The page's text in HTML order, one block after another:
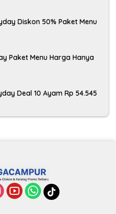
Diskon 50% Paket Menu
Paket Menu Harga Hanya
Deal 10 Ayam Rp 54.545